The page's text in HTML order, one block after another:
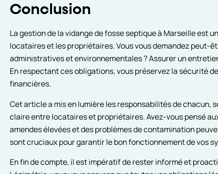
Conclusion
La gestion de la vidange de fosse septique à Marseille est
locataires et les propriétaires. Vous vous demandez peut-
administratives et environnementales ? Assurer un
En respectant ces obligations, vous préservez la sécurité
financières.
Cet article a mis en lumière les responsabilités de
claire entre locataires et propriétaires. Avez-vous pensé
amendes élevées et des problèmes de contamination
sont cruciaux pour garantir le bon fonctionnement de vos
En fin de compte, il est impératif de rester informé et